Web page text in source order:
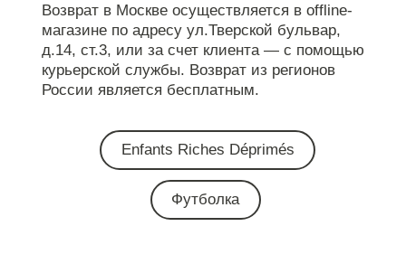
Возврат в Москве осуществляется в offline-
магазине по адресу ул.Тверской бульвар,
д.14, ст.3, или за счет клиента — с помощью
курьерской службы. Возврат из регионов
России является бесплатным.
Enfants Riches Déprimés
Футболка